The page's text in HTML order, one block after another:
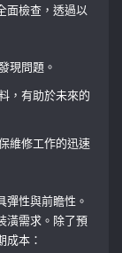
面檢查，透過以
現問題。
，有助於未來的
維修工作的迅速
彈性與前瞻性。
潢需求。除了預
成本：